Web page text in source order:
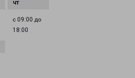
с 09:00 до
18:00